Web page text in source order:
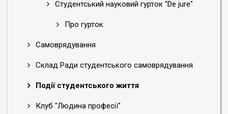
Студентський науковий гурток "De jure"
Про гурток
Самоврядування
Склад Ради студентського самоврядування
Події студентського життя
Клуб "Людина професії"